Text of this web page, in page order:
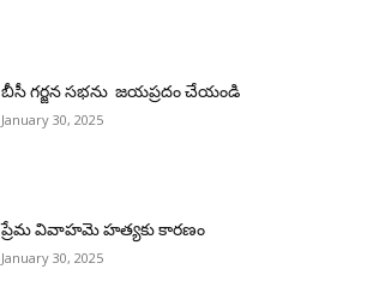
బీసీ గర్జన సభను జయప్రదం చేయండి
January 30, 2025
ప్రేమ వివాహమె హత్యకు కారణం
January 30, 2025